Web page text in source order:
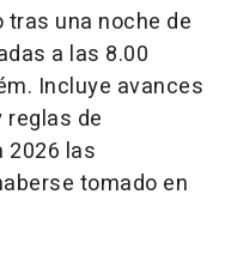
tras una noche de
a las 8.00
Incluye avances
de
2026 las
tomado en